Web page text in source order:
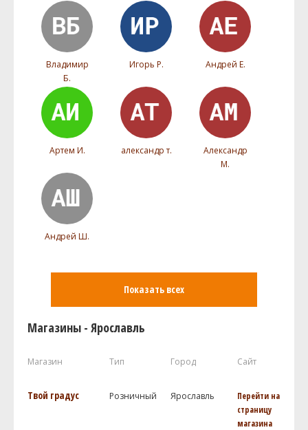
Владимир
Б.
Игорь Р. Андрей Е.
Артем И. александр т.
Александр
М.
Андрей Ш.
Показать всех
Магазины - Ярославль
Магазин Тип Город Сайт
Твой градус Розничный Ярославль
Перейти на
страницу
магазина